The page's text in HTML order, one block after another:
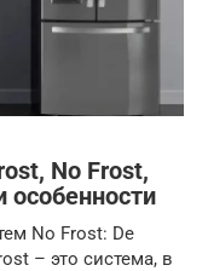
No Frost,
особенности
No Frost: De
– это система, в